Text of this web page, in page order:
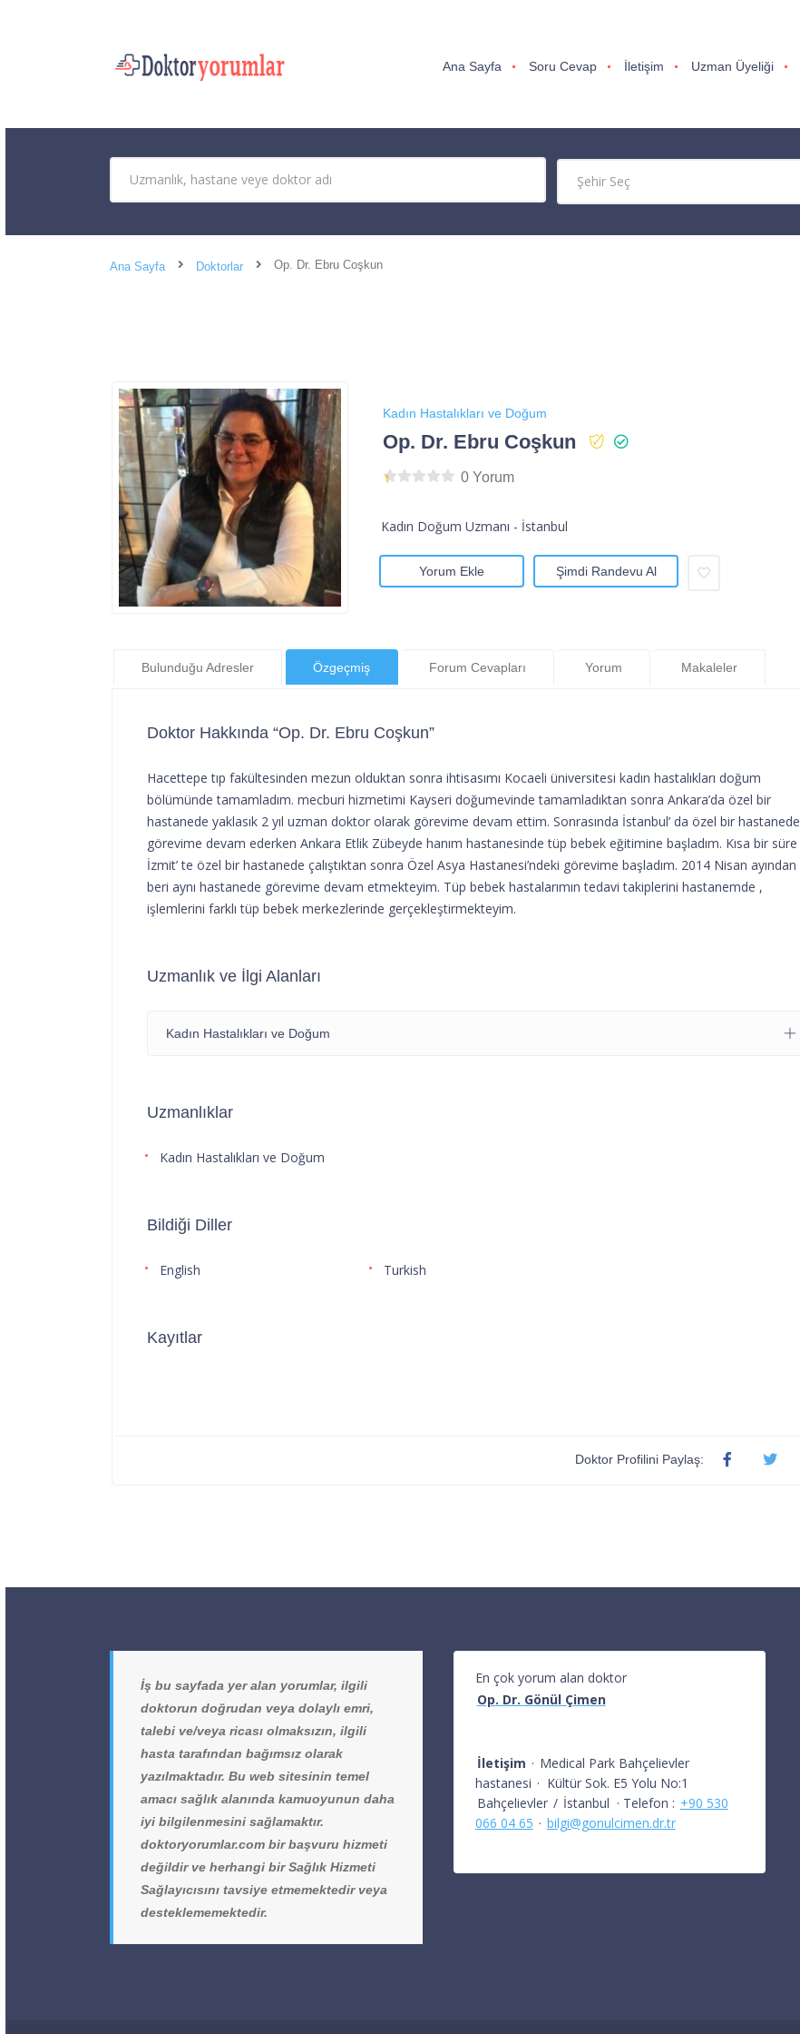
Ana Sayfa Soru Cevap İletişim Uzman Üyeliği
Ana Sayfa Doktorlar Op. Dr. Ebru Coşkun
Kadın Hastalıkları ve Doğum
Op. Dr. Ebru Coşkun
0 Yorum
Kadın Doğum Uzmanı - İstanbul
Yorum Ekle Şimdi Randevu Al
Bulunduğu Adresler Özgeçmiş Forum Cevapları Yorum Makaleler
Doktor Hakkında “Op. Dr. Ebru Coşkun”
Hacettepe tıp fakültesinden mezun olduktan sonra ihtisasımı Kocaeli üniversitesi kadın hastalıkları doğum
bölümünde tamamladım. mecburi hizmetimi Kayseri doğumevinde tamamladıktan sonra Ankara’da özel bir
hastanede yaklasık 2 yıl uzman doktor olarak görevime devam ettim. Sonrasında İstanbul’ da özel bir hastanede
görevime devam ederken Ankara Etlik Zübeyde hanım hastanesinde tüp bebek eğitimine başladım. Kısa bir süre
İzmit’ te özel bir hastanede çalıştıktan sonra Özel Asya Hastanesi’ndeki görevime başladım. 2014 Nisan ayından
beri aynı hastanede görevime devam etmekteyim. Tüp bebek hastalarımın tedavi takiplerini hastanemde ,
işlemlerini farklı tüp bebek merkezlerinde gerçekleştirmekteyim.
Uzmanlık ve İlgi Alanları
Kadın Hastalıkları ve Doğum
Uzmanlıklar
Kadın Hastalıkları ve Doğum
Bildiği Diller
English Turkish
Kayıtlar
Doktor Profilini Paylaş:
İş bu sayfada yer alan yorumlar, ilgili
doktorun doğrudan veya dolaylı emri,
talebi ve/veya ricası olmaksızın, ilgili
hasta tarafından bağımsız olarak
yazılmaktadır. Bu web sitesinin temel
amacı sağlık alanında kamuoyunun daha
iyi bilgilenmesini sağlamaktır.
doktoryorumlar.com bir başvuru hizmeti
değildir ve herhangi bir Sağlık Hizmeti
Sağlayıcısını tavsiye etmemektedir veya
desteklememektedir.
En çok yorum alan doktor
Op. Dr. Gönül Çimen
İletişim · Medical Park Bahçelievler
hastanesi · Kültür Sok. E5 Yolu No:1
Bahçelievler / İstanbul · Telefon : +90 530
066 04 65 · bilgi@gonulcimen.dr.tr